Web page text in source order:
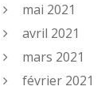
mai 2021
avril 2021
mars 2021
février 2021